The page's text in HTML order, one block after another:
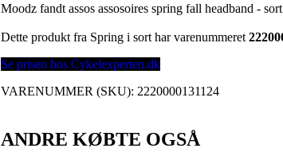
Moodz fandt assos assosoires spring fall headband -
Dette produkt fra Spring i sort har varenummeret
Se prisen hos Cykelexperten.dk
VARENUMMER (SKU): 2220000131124
ANDRE KØBTE OGSÅ